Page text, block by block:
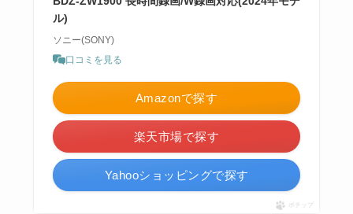
ル)
ソニー(SONY)
口コミを見る
Amazonで探す
楽天市場で探す
Yahooショッピングで探す
ポチップ